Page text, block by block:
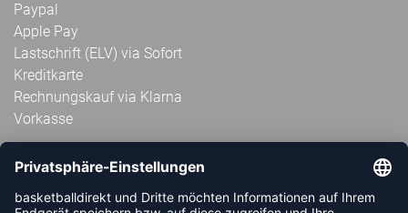
Paypal
Apple Pay
Lastschrift (ELV) via Sofort
Kreditkarte
Rechnungskauf via Klarna
Vorkasse
ABONNIERE JETZT DEN KOSTENLOSEN
HANDBALLDIREKT-NEWSLETTER UND VERPASSE KEINE